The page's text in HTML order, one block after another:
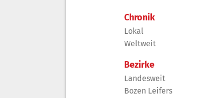
Chronik
Lokal
Weltweit
Bezirke
Landesweit
Bozen Leifers